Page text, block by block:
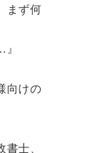
まず何
向けの
士、